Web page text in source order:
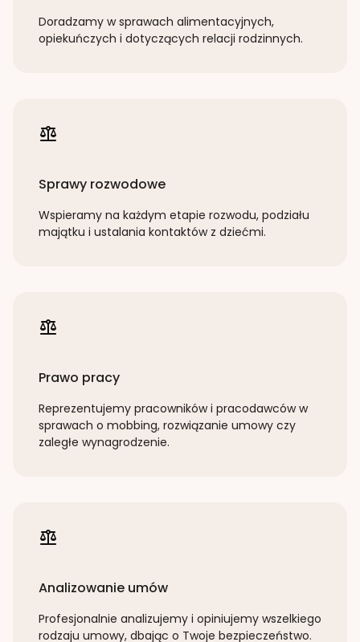
Doradzamy w sprawach alimentacyjnych,
opiekuńczych i dotyczących relacji rodzinnych.
Sprawy rozwodowe
Wspieramy na każdym etapie rozwodu, podziału
majątku i ustalania kontaktów z dziećmi.
Prawo pracy
Reprezentujemy pracowników i pracodawców w
sprawach o mobbing, rozwiązanie umowy czy
zaległe wynagrodzenie.
Analizowanie umów
Profesjonalnie analizujemy i opiniujemy wszelkiego
rodzaju umowy, dbając o Twoje bezpieczeństwo.